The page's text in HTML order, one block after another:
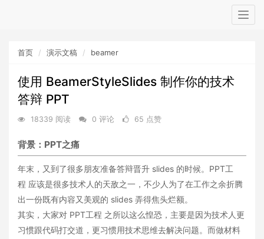
首页 演示文稿 beamer
使用 BeamerStyleSlides 制作你的技术
答辩 PPT
18339 阅读 0 评论 65 点赞
背景：PPT之痛
年末，又到了很多朋友准备答辩晋升 slides 的时候。PPT工
程 应该是很多技术人的天敌之一，不少人为了在工作之余折腾
出一份既有内容又美观的 slides 弄得焦头烂额。
其实，大家对 PPT工程 之所以这么惶恐，主要是因为技术人更
习惯跟代码打交道，更习惯用技术思维去解决问题。而做材料